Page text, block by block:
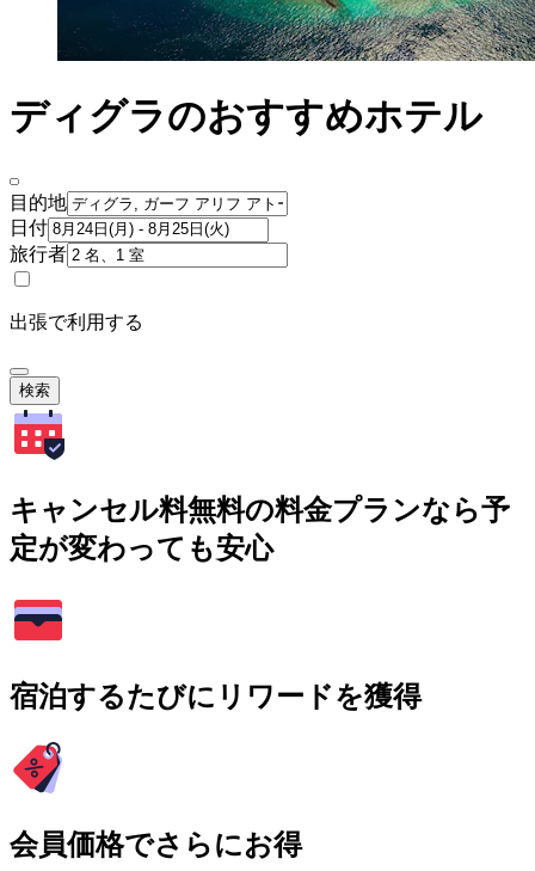
ディグラのおすすめホテル
目的地
日付
旅行者
出張で利用する
検索
キャンセル料無料の料金プランなら予
定が変わっても安心
宿泊するたびにリワードを獲得
会員価格でさらにお得